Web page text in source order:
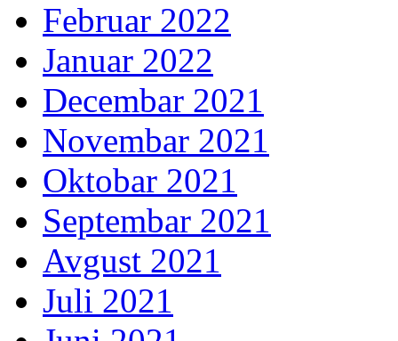
Februar 2022
Januar 2022
Decembar 2021
Novembar 2021
Oktobar 2021
Septembar 2021
Avgust 2021
Juli 2021